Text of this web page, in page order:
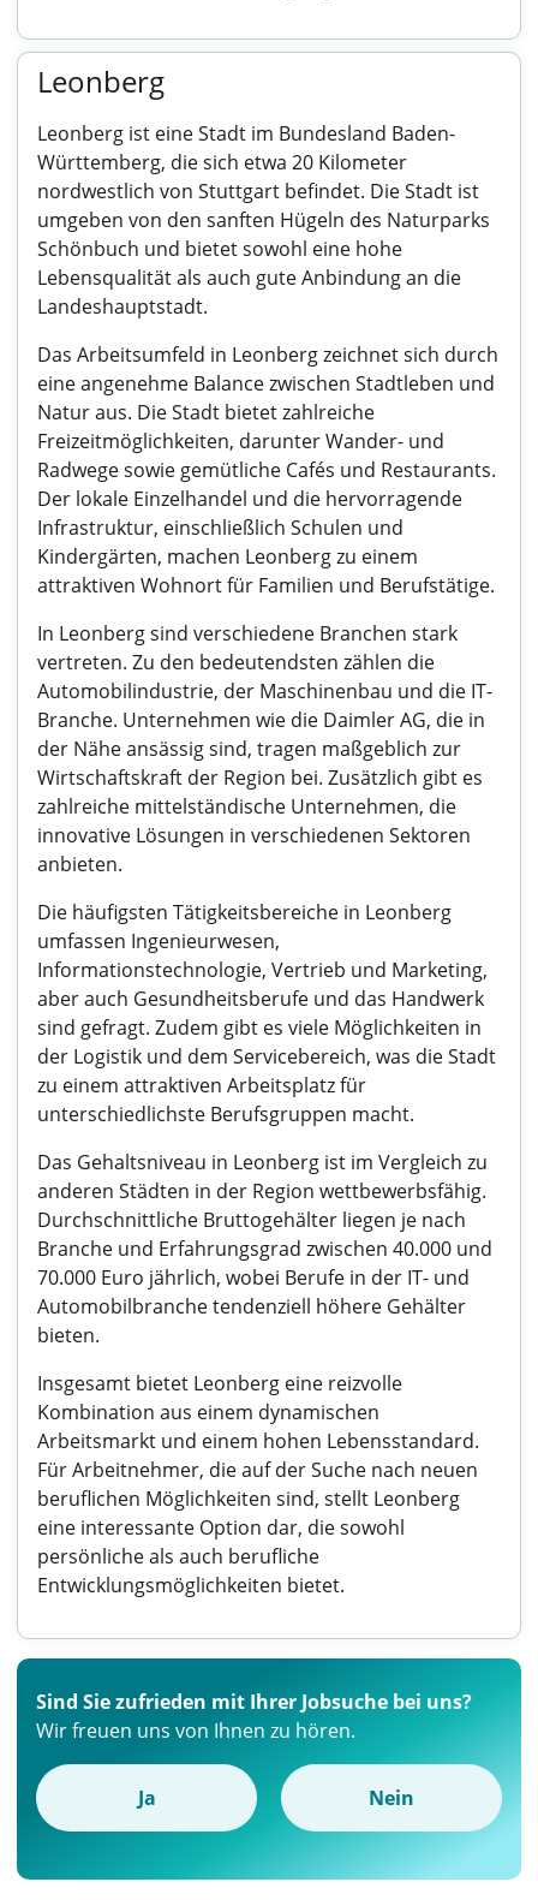
Leonberg
Leonberg ist eine Stadt im Bundesland Baden-
Württemberg, die sich etwa 20 Kilometer
nordwestlich von Stuttgart befindet. Die Stadt ist
umgeben von den sanften Hügeln des Naturparks
Schönbuch und bietet sowohl eine hohe
Lebensqualität als auch gute Anbindung an die
Landeshauptstadt.
Das Arbeitsumfeld in Leonberg zeichnet sich durch
eine angenehme Balance zwischen Stadtleben und
Natur aus. Die Stadt bietet zahlreiche
Freizeitmöglichkeiten, darunter Wander- und
Radwege sowie gemütliche Cafés und Restaurants.
Der lokale Einzelhandel und die hervorragende
Infrastruktur, einschließlich Schulen und
Kindergärten, machen Leonberg zu einem
attraktiven Wohnort für Familien und Berufstätige.
In Leonberg sind verschiedene Branchen stark
vertreten. Zu den bedeutendsten zählen die
Automobilindustrie, der Maschinenbau und die IT-
Branche. Unternehmen wie die Daimler AG, die in
der Nähe ansässig sind, tragen maßgeblich zur
Wirtschaftskraft der Region bei. Zusätzlich gibt es
zahlreiche mittelständische Unternehmen, die
innovative Lösungen in verschiedenen Sektoren
anbieten.
Die häufigsten Tätigkeitsbereiche in Leonberg
umfassen Ingenieurwesen,
Informationstechnologie, Vertrieb und Marketing,
aber auch Gesundheitsberufe und das Handwerk
sind gefragt. Zudem gibt es viele Möglichkeiten in
der Logistik und dem Servicebereich, was die Stadt
zu einem attraktiven Arbeitsplatz für
unterschiedlichste Berufsgruppen macht.
Das Gehaltsniveau in Leonberg ist im Vergleich zu
anderen Städten in der Region wettbewerbsfähig.
Durchschnittliche Bruttogehälter liegen je nach
Branche und Erfahrungsgrad zwischen 40.000 und
70.000 Euro jährlich, wobei Berufe in der IT- und
Automobilbranche tendenziell höhere Gehälter
bieten.
Insgesamt bietet Leonberg eine reizvolle
Kombination aus einem dynamischen
Arbeitsmarkt und einem hohen Lebensstandard.
Für Arbeitnehmer, die auf der Suche nach neuen
beruflichen Möglichkeiten sind, stellt Leonberg
eine interessante Option dar, die sowohl
persönliche als auch berufliche
Entwicklungsmöglichkeiten bietet.
Sind Sie zufrieden mit Ihrer Jobsuche bei uns?
Wir freuen uns von Ihnen zu hören.
Ja Nein